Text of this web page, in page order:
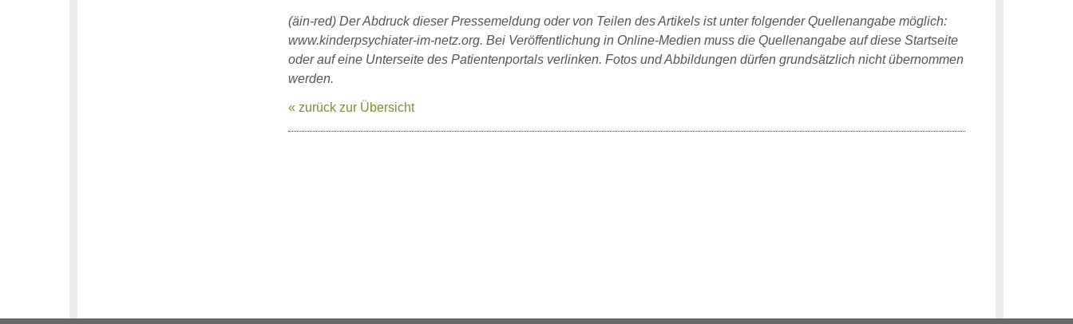
(äin-red) Der Abdruck dieser Pressemeldung oder von Teilen des Artikels ist unter folgender Quellenangabe möglich:
www.kinderpsychiater-im-netz.org. Bei Veröffentlichung in Online-Medien muss die Quellenangabe auf diese Startseite
oder auf eine Unterseite des Patientenportals verlinken. Fotos und Abbildungen dürfen grundsätzlich nicht übernommen
werden.
« zurück zur Übersicht